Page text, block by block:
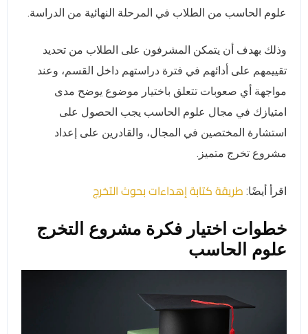
علوم الحاسب من الطلاب في المرحلة النهائية من الدراسة.
وذلك بهدف أن يتمكن المشرفون على الطلاب من تحديد
تقييمهم على أدائهم في فترة دراستهم داخل القسم، وعند
مواجهة أي صعوبات تتعلق باختيار موضوع يوضح مدى
امتيازك في مجال علوم الحاسب يجب الحصول على
استشارة المختصين في المجال، والقادرين على إعداد
مشروع تخرج متميز.
اقرأ أيضًا: طريقة كتابة إهداءات بحوث التخرج
خطوات اختيار فكرة مشروع التخرج
علوم الحاسب